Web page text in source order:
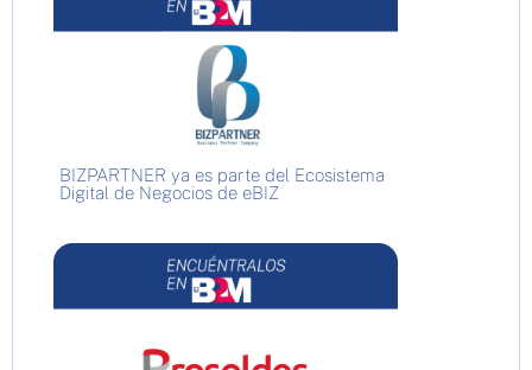
BIZPARTNER ya es parte del Ecosistema
Digital de Negocios de eBIZ